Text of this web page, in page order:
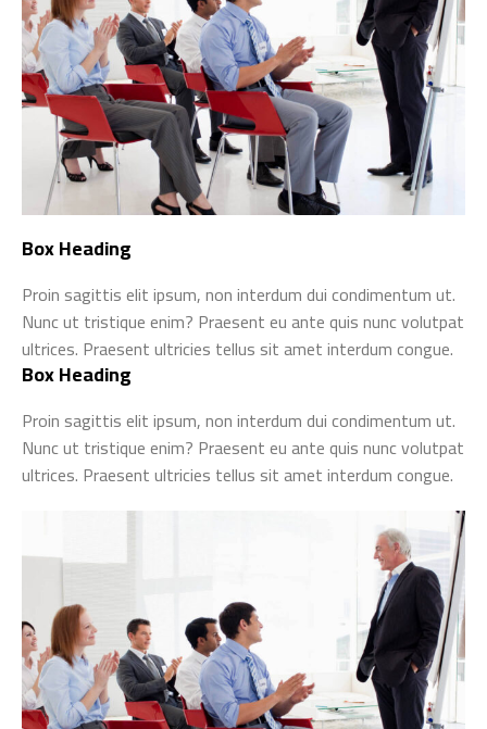
Box Heading
Proin sagittis elit ipsum, non interdum dui condimentum ut.
Nunc ut tristique enim? Praesent eu ante quis nunc volutpat
ultrices. Praesent ultricies tellus sit amet interdum congue.
Box Heading
Proin sagittis elit ipsum, non interdum dui condimentum ut.
Nunc ut tristique enim? Praesent eu ante quis nunc volutpat
ultrices. Praesent ultricies tellus sit amet interdum congue.